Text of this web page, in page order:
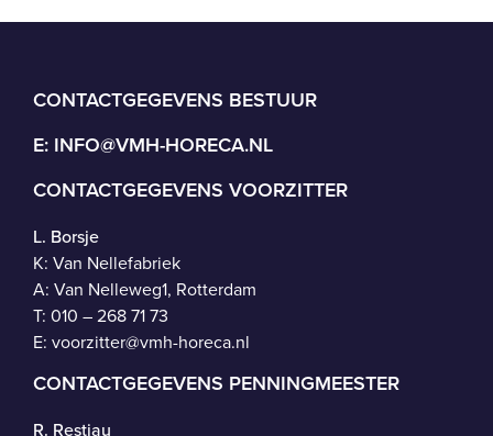
CONTACTGEGEVENS BESTUUR
E: INFO@VMH-HORECA.NL
CONTACTGEGEVENS VOORZITTER
L. Borsje
K: Van Nellefabriek
A: Van Nelleweg1, Rotterdam
T: 010 – 268 71 73
E: voorzitter@vmh-horeca.nl
CONTACTGEGEVENS PENNINGMEESTER
R. Restiau